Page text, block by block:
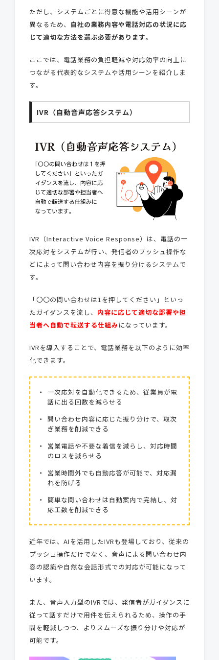
ただし、システムごとに得意な機能や活用シーンが
異なるため、 自社の業務内容や電話対応の状況に応
じて適切な方法を選ぶ必要があります。
ここでは、電話業務の負担軽減や対応効率の向上に
つながる代表的なシステムや活用シーンを紹介しま
す。
IVR（自動音声応答システム）
IVR（Interactive Voice Response）は、電話の一
次応対をシステムが行い、発信者のプッシュ操作な
どによって問い合わせ内容を振り分けるシステムで
す。
「〇〇の問い合わせは1を押してください」といっ
たガイダンスを流し、 内容に応じて適切な部署や担
当者へ自動で転送する仕組み になっています。
IVRを導入することで、電話業務を以下のように効率
化できます。
一次応対を自動化できるため、従業員が電
話に出る回数を減らせる
問い合わせ内容に応じた振り分けで、取次
ぎ業務を削減できる
営業電話や不要な着信を減らし、対応時間
のロスを減らせる
営業時間外でも自動応答が可能で、対応漏
れを防げる
簡単な問い合わせは自動案内で完結し、対
応工数を削減できる
近年では、AIを活用したIVRも登場しており、従来の
プッシュ操作だけでなく、音声による問い合わせ内
容の認識や自然な会話形式での対応が可能になって
います。
また、音声入力型のIVRでは、発信者がガイダンスに
従って話すだけで用件を伝えられるため、操作の手
間を軽減しつつ、よりスムーズな振り分けや対応が
可能です。